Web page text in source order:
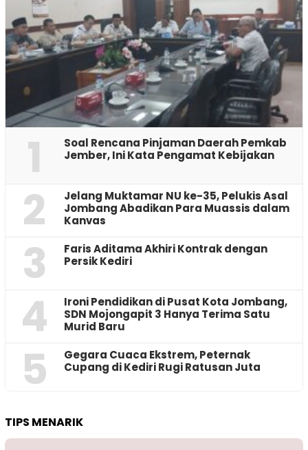
1
‎Soal Rencana Pinjaman Daerah Pemkab
Jember, Ini Kata Pengamat Kebijakan ‎
2
Jelang Muktamar NU ke-35, Pelukis Asal
Jombang Abadikan Para Muassis dalam
Kanvas
3
Faris Aditama Akhiri Kontrak dengan
Persik Kediri
4
Ironi Pendidikan di Pusat Kota Jombang,
SDN Mojongapit 3 Hanya Terima Satu
Murid Baru
5
‎Gegara Cuaca Ekstrem, Peternak
Cupang di Kediri Rugi Ratusan Juta
TIPS MENARIK